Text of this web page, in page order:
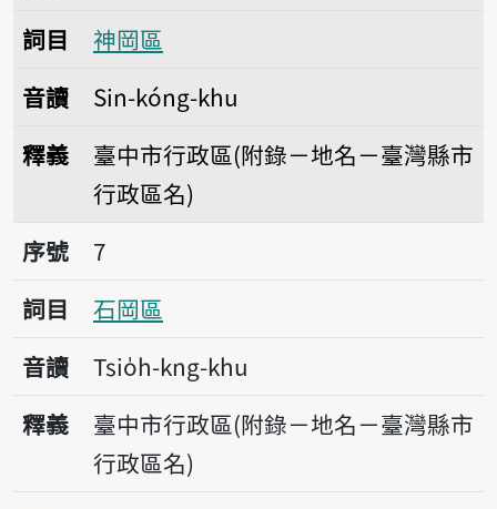
詞目
神岡區
音讀
Sin-kóng-khu
釋義
臺中市行政區(附錄－地名－臺灣縣市
行政區名)
序號7石岡區
序號
7
詞目
石岡區
音讀
Tsio̍h-kng-khu
釋義
臺中市行政區(附錄－地名－臺灣縣市
行政區名)